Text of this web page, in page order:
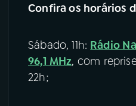
Confira os horários
Sábado, 11h: Rádio
96,1 MHz, com
22h;